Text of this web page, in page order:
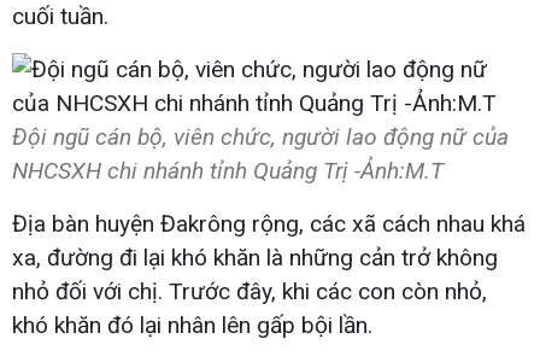
cuối tuần.
Đội ngũ cán bộ, viên chức, người lao động nữ của
NHCSXH chi nhánh tỉnh Quảng Trị -Ảnh:M.T
Địa bàn huyện Đakrông rộng, các xã cách nhau khá
xa, đường đi lại khó khăn là những cản trở không
nhỏ đối với chị. Trước đây, khi các con còn nhỏ,
khó khăn đó lại nhân lên gấp bội lần.